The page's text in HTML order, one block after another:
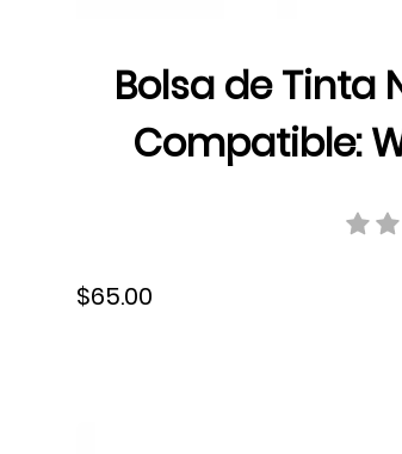
Bolsa de Tinta
Compatible:
C5790/5k,
$65.00